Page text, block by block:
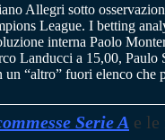
Allegri sotto
League. I betting
interna Paolo
Landucci a 15,00,
“altro” fuori elenco che
Serie A e